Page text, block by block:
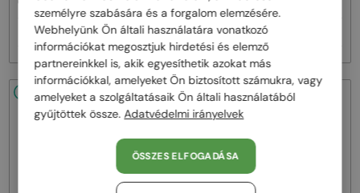
66 000 Ft 82 000 Ft 66 000 Ft 82 000 Ft
48/72 -20% 48/72 -20%
személyre szabására és a forgalom elemzésére.
Webhelyünk Ön általi használatára vonatkozó
információkat megosztjuk hirdetési és elemző
partnereinkkel is, akik egyesíthetik azokat más
információkkal, amelyeket Ön biztosított számukra, vagy
amelyeket a szolgáltatásaik Ön általi használatából
gyűjtöttek össze.Adatvédelmi irányelvek
ÖSSZES ELFOGADÁSA